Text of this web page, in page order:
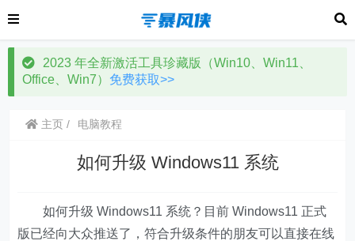
2023 年全新激活工具珍藏版（Win10、Win11、
Office、Win7） 免费获取>>
主页 电脑教程
如何升级 Windows11 系统
如何升级 Windows11 系统？目前 Windows11 正式
版已经向大众推送了，符合升级条件的朋友可以直接在线